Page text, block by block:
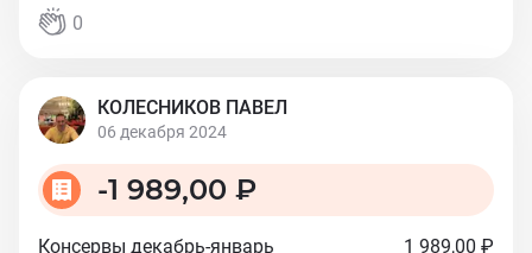
0
КОЛЕСНИКОВ ПАВЕЛ
06 декабря 2024
-1 989,00 ₽
Консервы декабрь-январь 1 989,00 ₽